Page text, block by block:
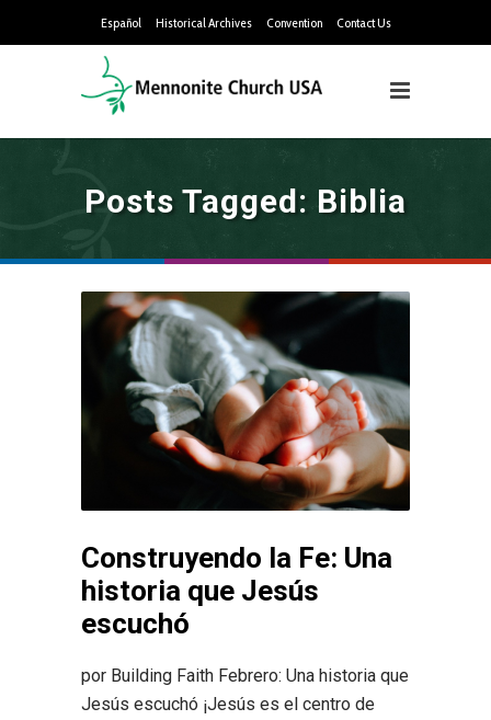
Español Historical Archives Convention Contact Us
Posts Tagged: Biblia
Construyendo la Fe: Una
historia que Jesús
escuchó
por Building Faith Febrero: Una historia que
Jesús escuchó ¡Jesús es el centro de